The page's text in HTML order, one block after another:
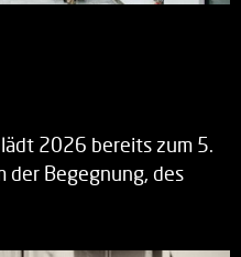
lädt 2026 bereits zum 5.
der Begegnung, des